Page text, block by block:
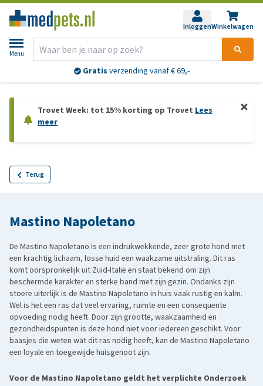
InloggenWinkelwagen
Menu
Gratis verzending vanaf € 69,-
Trovet Week: tot 15% korting op Trovet Lees
meer
Terug
Mastino Napoletano
De Mastino Napoletano is een indrukwekkende, zeer grote hond met
een krachtig lichaam, losse huid een waakzame uitstraling. Dit ras
komt oorspronkelijk uit Zuid-Italië en staat bekend om zijn
beschermde karakter en sterke band met zijn gezin. Ondanks zijn
stoere uiterlijk is de Mastino Napoletano in huis vaak rustig en kalm.
Wel is het een ras dat veel ervaring, ruimte en een consequente
opvoeding nodig heeft. Door zijn grootte, waakzaamheid en
gezondheidspunten is deze hond niet voor iedereen geschikt. Voor
baasjes die weten wat dit ras nodig heeft, kan de Mastino Napoletano
een loyale en toegewijde huisgenoot zijn.
Voor de Mastino Napoletano geldt het verplichte Onderzoek